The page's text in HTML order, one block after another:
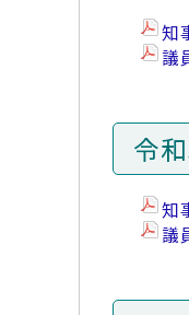
知
議
令
知
議